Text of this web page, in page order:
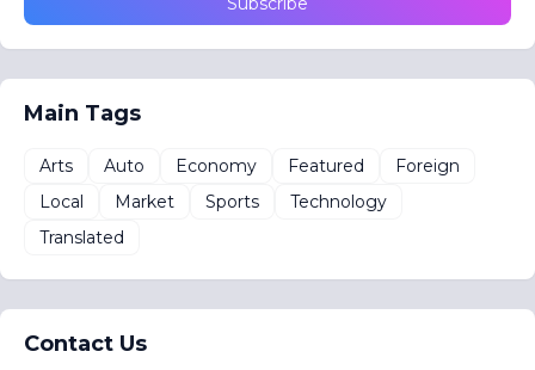
Main Tags
Arts Auto Economy Featured
Foreign
Local
Market Sports
Technology
Translated
Contact Us